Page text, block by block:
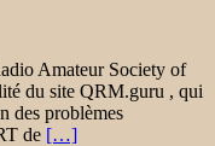
Amateur Society of
du site QRM.guru , qui
des problèmes
de […]